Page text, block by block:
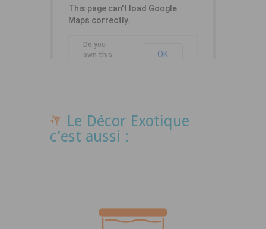
This page can't load Google
Maps correctly.
Do you
own this
OK
Le Décor Exotique
c’est aussi :